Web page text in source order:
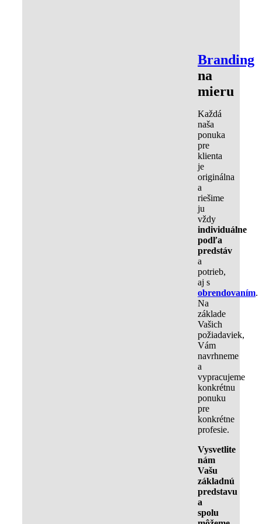
Branding
na
mieru
Každá
naša
ponuka
pre
klienta
je
originálna
a
riešime
ju
vždy
individuálne
podľa
predstáv
a
potrieb,
aj s
obrendovaním.
Na
základe
Vašich
požiadaviek,
Vám
navrhneme
a
vypracujeme
konkrétnu
ponuku
pre
konkrétne
profesie.
Vysvetlite
nám
Vašu
základnú
predstavu
a
spolu